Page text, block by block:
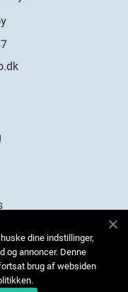
dine indstillinger,
og annoncer. Denne
brug af websiden